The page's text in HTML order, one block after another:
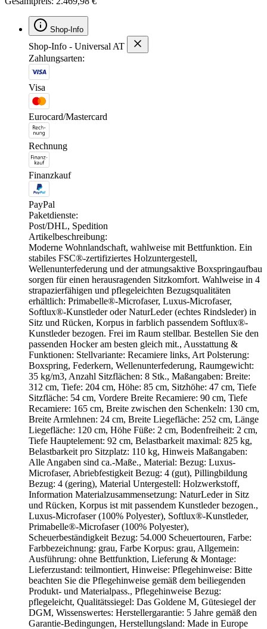
Shop-Info
Shop-Info - Universal AT
Zahlungsarten:
Visa
Eurocard/Mastercard
Rechnung
Finanzkauf
PayPal
Paketdienste:
Post/DHL, Spedition
Artikelbeschreibung:
Moderne Wohnlandschaft, wahlweise mit Bettfunktion. Ein
stabiles FSC®-zertifiziertes Holzuntergestell,
Wellenunterfederung und der atmungsaktive Boxspringaufbau
sorgen für einen herausragenden Sitzkomfort. Wahlweise in 4
strapazierfähigen und pflegeleichten Bezugsqualitäten
erhältlich: Primabelle®-Microfaser, Luxus-Microfaser,
Softlux®-Kunstleder oder NaturLeder (echtes Rindsleder) in
Sitz und Rücken, Korpus in farblich passendem Softlux®-
Kunstleder bezogen. Frei im Raum stellbar. Bestellen Sie den
passenden Hocker am besten gleich mit., Ausstattung &
Funktionen: Stellvariante: Recamiere links, Art Polsterung:
Boxspring, Federkern, Wellenunterfederung, Raumgewicht:
35 kg/m3, Anzahl Sitzflächen: 8 Stk., Maßangaben: Breite:
312 cm, Tiefe: 204 cm, Höhe: 85 cm, Sitzhöhe: 47 cm, Tiefe
Sitzfläche: 54 cm, Vordere Breite Recamiere: 90 cm, Tiefe
Recamiere: 165 cm, Breite zwischen den Schenkeln: 130 cm,
Breite Armlehnen: 24 cm, Breite Liegefläche: 252 cm, Länge
Liegefläche: 120 cm, Höhe Füße: 2 cm, Bodenfreiheit: 2 cm,
Tiefe Hauptelement: 92 cm, Belastbarkeit maximal: 825 kg,
Belastbarkeit pro Sitzplatz: 110 kg, Hinweis Maßangaben:
Alle Angaben sind ca.-Maße., Material: Bezug: Luxus-
Microfaser, Abriebfestigkeit Bezug: 4 (gut), Pillingbildung
Bezug: 4 (gering), Material Untergestell: Holzwerkstoff,
Information Materialzusammensetzung: NaturLeder in Sitz
und Rücken, Korpus ist mit passendem Kunstleder bezogen.,
Luxus-Microfaser (100% Polyester), Softlux®-Kunstleder,
Primabelle®-Microfaser (100% Polyester),
Scheuerbeständigkeit Bezug: 54.000 Scheuertouren, Farbe:
Farbbezeichnung: grau, Farbe Korpus: grau, Allgemein:
Ausführung: ohne Bettfunktion, Lieferung & Montage:
Lieferzustand: teilmontiert, Hinweise: Pflegehinweise: Bitte
beachten Sie die Pflegehinweise gemäß dem beiliegenden
Produkt- und Materialpass., Pflegehinweise Bezug:
pflegeleicht, Qualitätssiegel: Das Goldene M, Gütesiegel der
DGM, Wissenswertes: Herstellergarantie: 5 Jahre gemäß den
Garantie-Bedingungen, Herstellungsland: Made in Europe